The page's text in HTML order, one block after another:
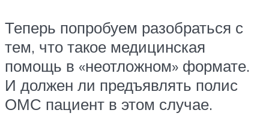
Теперь попробуем разобраться с
тем, что такое медицинская
помощь в «неотложном» формате.
И должен ли предъявлять полис
ОМС пациент в этом случае.